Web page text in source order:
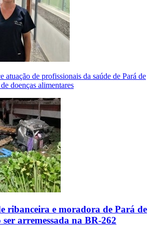
atuação de profissionais da saúde de Pará de
doenças alimentares
ribanceira e moradora de Pará de
arremessada na BR-262